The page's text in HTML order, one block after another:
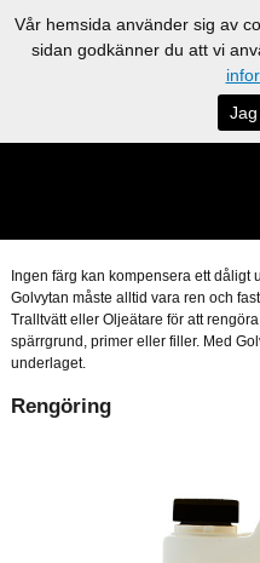
Ingen färg kan kompensera ett
Golvytan måste alltid vara ren och
Tralltvätt eller Oljeätare för att
spärrgrund, primer eller filler. Med
underlaget.
Rengöring
Vår hemsida använder sig av
sidan godkänner du att vi